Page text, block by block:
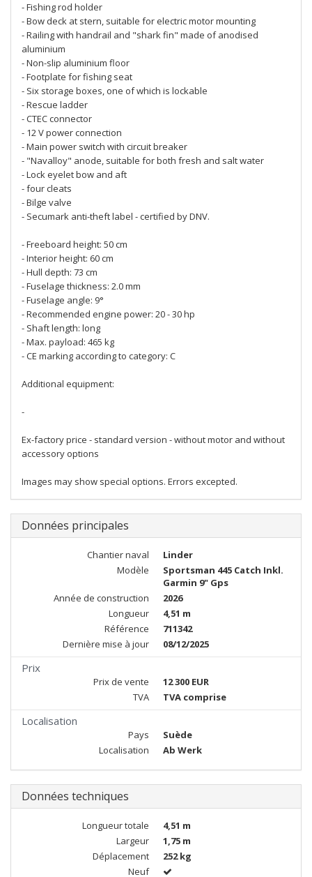
- Fishing rod holder
- Bow deck at stern, suitable for electric motor mounting
- Railing with handrail and "shark fin" made of anodised
aluminium
- Non-slip aluminium floor
- Footplate for fishing seat
- Six storage boxes, one of which is lockable
- Rescue ladder
- CTEC connector
- 12 V power connection
- Main power switch with circuit breaker
- "Navalloy" anode, suitable for both fresh and salt water
- Lock eyelet bow and aft
- four cleats
- Bilge valve
- Secumark anti-theft label - certified by DNV.
- Freeboard height: 50 cm
- Interior height: 60 cm
- Hull depth: 73 cm
- Fuselage thickness: 2.0 mm
- Fuselage angle: 9°
- Recommended engine power: 20 - 30 hp
- Shaft length: long
- Max. payload: 465 kg
- CE marking according to category: C
Additional equipment:
-
Ex-factory price - standard version - without motor and without
accessory options
Images may show special options. Errors excepted.
Données principales
Chantier naval
Linder
Modèle
Sportsman 445 Catch Inkl.
Garmin 9" Gps
Année de construction
2026
Longueur
4,51 m
Référence
711342
Dernière mise à jour
08/12/2025
Prix
Prix de vente
12 300 EUR
TVA
TVA comprise
Localisation
Pays
Suède
Localisation
Ab Werk
Données techniques
Longueur totale
4,51 m
Largeur
1,75 m
Déplacement
252 kg
Neuf